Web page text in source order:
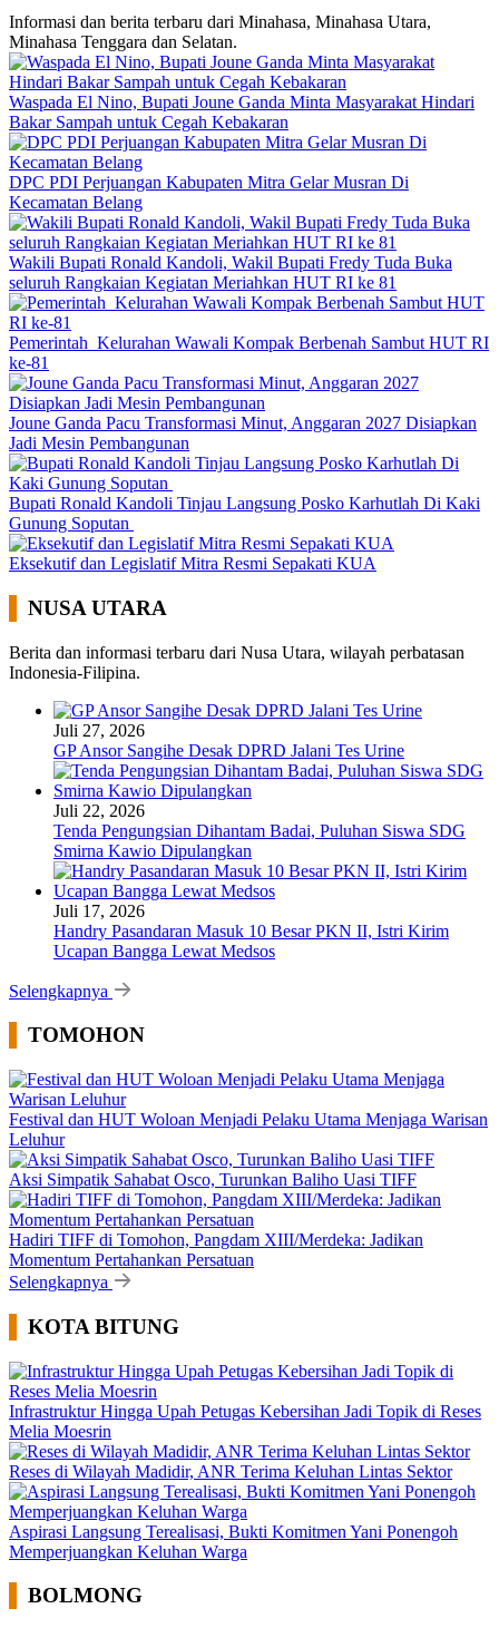
Informasi dan berita terbaru dari Minahasa, Minahasa Utara,
Minahasa Tenggara dan Selatan.
Waspada El Nino, Bupati Joune Ganda Minta Masyarakat Hindari
Bakar Sampah untuk Cegah Kebakaran
DPC PDI Perjuangan Kabupaten Mitra Gelar Musran Di
Kecamatan Belang
Wakili Bupati Ronald Kandoli, Wakil Bupati Fredy Tuda Buka
seluruh Rangkaian Kegiatan Meriahkan HUT RI ke 81
Pemerintah Kelurahan Wawali Kompak Berbenah Sambut HUT RI
ke-81
Joune Ganda Pacu Transformasi Minut, Anggaran 2027 Disiapkan
Jadi Mesin Pembangunan
Bupati Ronald Kandoli Tinjau Langsung Posko Karhutlah Di Kaki
Gunung Soputan
Eksekutif dan Legislatif Mitra Resmi Sepakati KUA
NUSA UTARA
Berita dan informasi terbaru dari Nusa Utara, wilayah perbatasan
Indonesia-Filipina.
Juli 27, 2026
GP Ansor Sangihe Desak DPRD Jalani Tes Urine
Juli 22, 2026
Tenda Pengungsian Dihantam Badai, Puluhan Siswa SDG
Smirna Kawio Dipulangkan
Juli 17, 2026
Handry Pasandaran Masuk 10 Besar PKN II, Istri Kirim
Ucapan Bangga Lewat Medsos
Selengkapnya
TOMOHON
Festival dan HUT Woloan Menjadi Pelaku Utama Menjaga Warisan
Leluhur
Aksi Simpatik Sahabat Osco, Turunkan Baliho Uasi TIFF
Hadiri TIFF di Tomohon, Pangdam XIII/Merdeka: Jadikan
Momentum Pertahankan Persatuan
Selengkapnya
KOTA BITUNG
Infrastruktur Hingga Upah Petugas Kebersihan Jadi Topik di Reses
Melia Moesrin
Reses di Wilayah Madidir, ANR Terima Keluhan Lintas Sektor
Aspirasi Langsung Terealisasi, Bukti Komitmen Yani Ponengoh
Memperjuangkan Keluhan Warga
BOLMONG